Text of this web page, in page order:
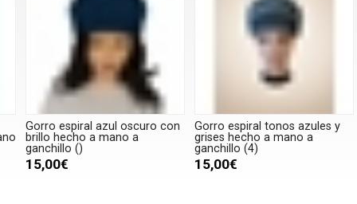
Gorro espiral azul oscuro con
brillo hecho a mano a
ganchillo ()
15,00€
Gorro espiral tonos azules y
grises hecho a mano a
ganchillo (4)
15,00€